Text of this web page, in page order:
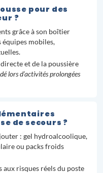
pour des
?
grâce à son boîtier
équipes mobiles,
et de la poussière
lors d’activités prolongées
de secours ?
: gel hydroalcoolique,
ou packs froids
aux risques réels du poste